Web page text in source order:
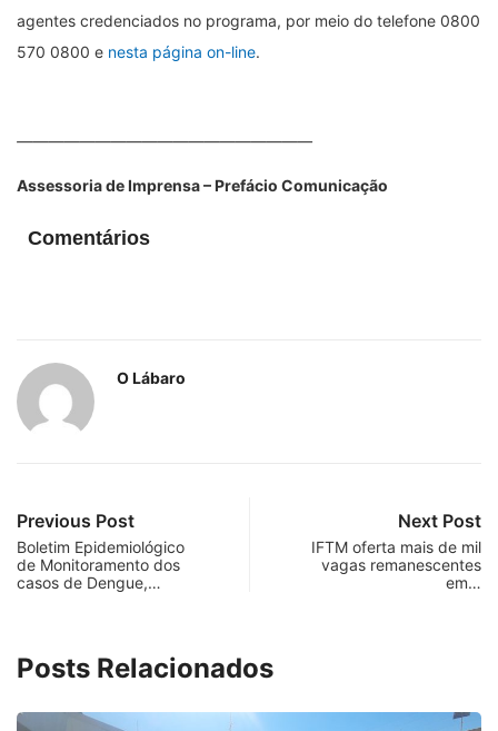
agentes credenciados no programa, por meio do telefone 0800
570 0800 e nesta página on-line.
———————————————————
Assessoria de Imprensa – Prefácio Comunicação
Comentários
O Lábaro
Previous Post
Boletim Epidemiológico
de Monitoramento dos
casos de Dengue,…
Next Post
IFTM oferta mais de mil
vagas remanescentes
em…
Posts Relacionados